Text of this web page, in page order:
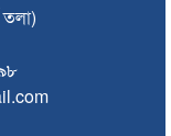
দাখিল